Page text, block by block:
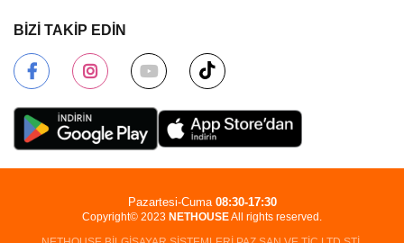
BİZİ TAKİP EDİN
Copyright© 2023 NETHOUSEAll rights reserved.
Pazartesi-Cuma 08:30-17:30